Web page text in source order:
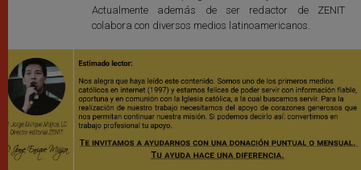
Actualmente además de ser redactor de ZENIT
colabora con diversos medios latinoamericanos.